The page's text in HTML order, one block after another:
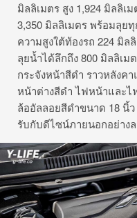
มิลลิเมตร สูง 1,924 มิลลิเ
3,350 มิลลิเมตร พร้อมลุย
ความสูงใต้ท้องรถ 224 มิล
ลุยน้ำได้ลึกถึง 800 มิลลิเ
กระจังหน้าสีดำ ราวหลังค
หน้าต่างสีดำ ไฟหน้าและ
ล้ออัลลอยสีดำขนาด 18 นิ้ว
รับกับดีไซน์ภายนอกอย่าง